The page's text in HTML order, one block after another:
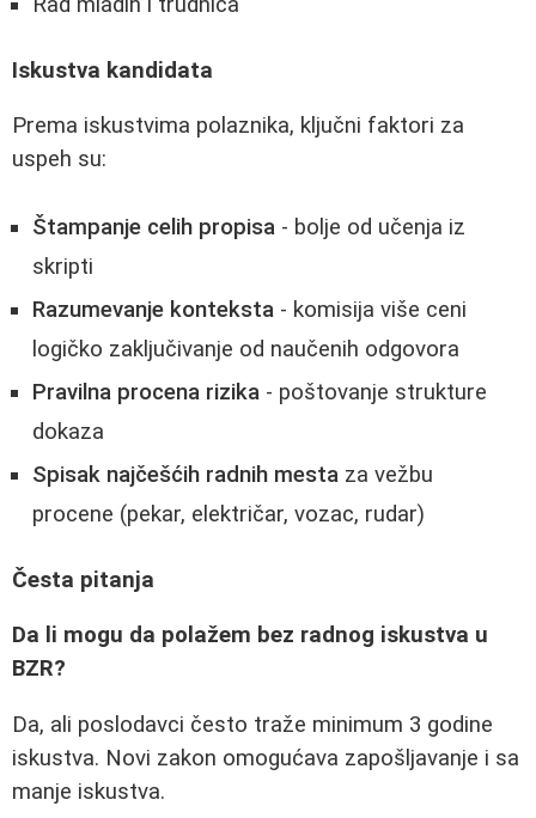
Iskustva kandidata
Prema iskustvima polaznika, ključni faktori za
uspeh su:
Štampanje celih propisa - bolje od učenja iz
skripti
Razumevanje konteksta - komisija više ceni
logičko zaključivanje od naučenih odgovora
Pravilna procena rizika - poštovanje strukture
dokaza
Spisak najčešćih radnih mesta za vežbu
procene (pekar, električar, vozac, rudar)
Česta pitanja
Da li mogu da polažem bez radnog iskustva u
BZR?
Da, ali poslodavci često traže minimum 3 godine
iskustva. Novi zakon omogućava zapošljavanje i sa
manje iskustva.